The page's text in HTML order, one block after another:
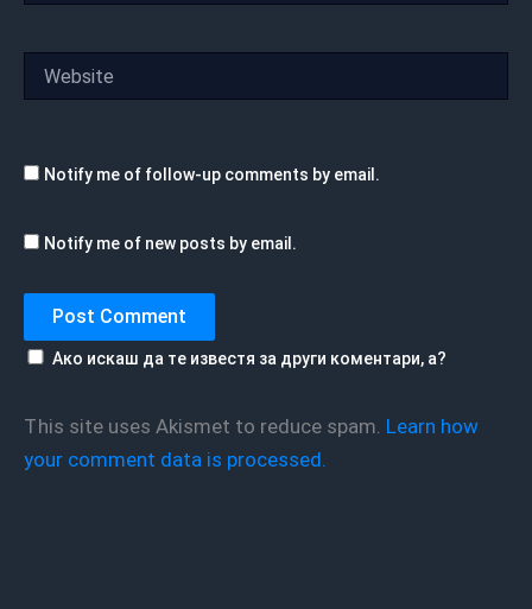
Notify me of follow-up comments by email.
Notify me of new posts by email.
Ако искаш да те известя за други коментари, а?
This site uses Akismet to reduce spam. Learn how
your comment data is processed.